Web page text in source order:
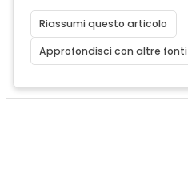
Riassumi questo articolo
Approfondisci con altre fonti